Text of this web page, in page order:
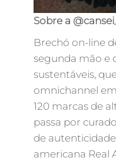
Sobre a
Brechó on-line
segunda mão e
sustentáveis,
omnichannel
120 marcas de
passa por
de
americana Real